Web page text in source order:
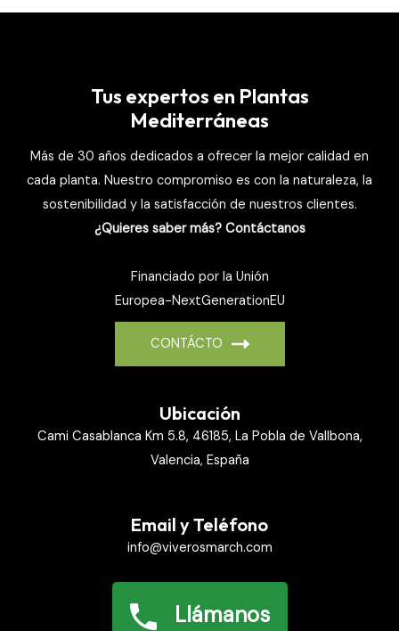
Tus expertos en Plantas
Mediterráneas
Más de 30 años dedicados a ofrecer la mejor calidad en
cada planta. Nuestro compromiso es con la naturaleza, la
sostenibilidad y la satisfacción de nuestros clientes.
¿Quieres saber más? Contáctanos
Financiado por la Unión
Europea-NextGenerationEU
CONTÁCTO
Ubicación
Cami Casablanca Km 5.8, 46185, La Pobla de Vallbona,
Valencia, España
Email y Teléfono
info@viverosmarch.com
Llámanos